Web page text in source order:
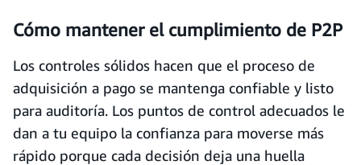
Cómo mantener el cumplimiento de P2P
Los controles sólidos hacen que el proceso de
adquisición a pago se mantenga confiable y listo
para auditoría. Los puntos de control adecuados le
dan a tu equipo la confianza para moverse más
rápido porque cada decisión deja una huella